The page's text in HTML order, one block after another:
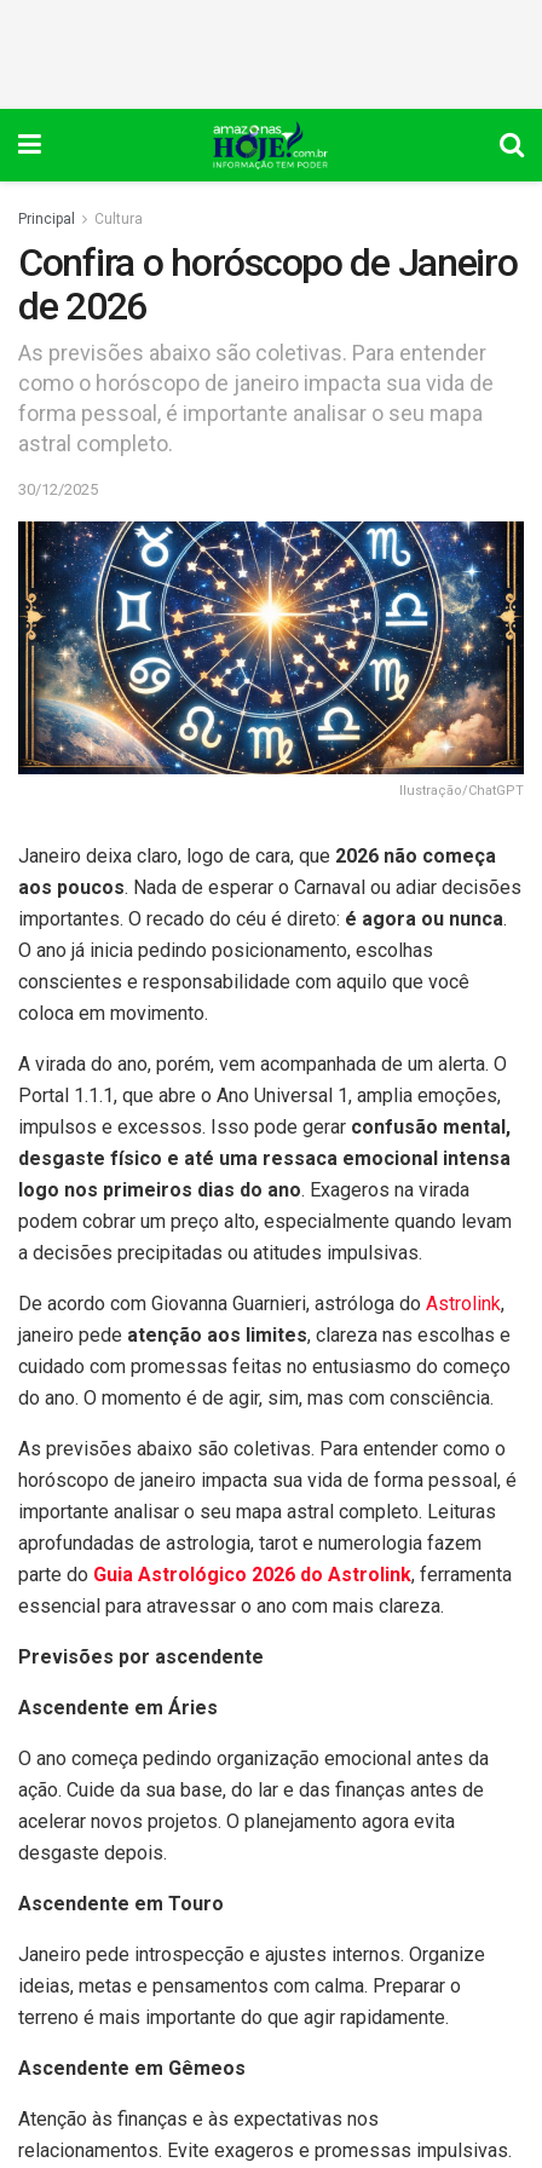
Principal Cultura
Confira o horóscopo de Janeiro
de 2026
As previsões abaixo são coletivas. Para entender
como o horóscopo de janeiro impacta sua vida de
forma pessoal, é importante analisar o seu mapa
astral completo.
30/12/2025
Ilustração/ChatGPT
Janeiro deixa claro, logo de cara, que 2026 não começa
aos poucos. Nada de esperar o Carnaval ou adiar decisões
importantes. O recado do céu é direto: é agora ou nunca.
O ano já inicia pedindo posicionamento, escolhas
conscientes e responsabilidade com aquilo que você
coloca em movimento.
A virada do ano, porém, vem acompanhada de um alerta. O
Portal 1.1.1, que abre o Ano Universal 1, amplia emoções,
impulsos e excessos. Isso pode gerar confusão mental,
desgaste físico e até uma ressaca emocional intensa
logo nos primeiros dias do ano. Exageros na virada
podem cobrar um preço alto, especialmente quando levam
a decisões precipitadas ou atitudes impulsivas.
De acordo com Giovanna Guarnieri, astróloga do Astrolink,
janeiro pede atenção aos limites, clareza nas escolhas e
cuidado com promessas feitas no entusiasmo do começo
do ano. O momento é de agir, sim, mas com consciência.
As previsões abaixo são coletivas. Para entender como o
horóscopo de janeiro impacta sua vida de forma pessoal, é
importante analisar o seu mapa astral completo. Leituras
aprofundadas de astrologia, tarot e numerologia fazem
parte do Guia Astrológico 2026 do Astrolink, ferramenta
essencial para atravessar o ano com mais clareza.
Previsões por ascendente
Ascendente em Áries
O ano começa pedindo organização emocional antes da
ação. Cuide da sua base, do lar e das finanças antes de
acelerar novos projetos. O planejamento agora evita
desgaste depois.
Ascendente em Touro
Janeiro pede introspecção e ajustes internos. Organize
ideias, metas e pensamentos com calma. Preparar o
terreno é mais importante do que agir rapidamente.
Ascendente em Gêmeos
Atenção às finanças e às expectativas nos
relacionamentos. Evite exageros e promessas impulsivas.